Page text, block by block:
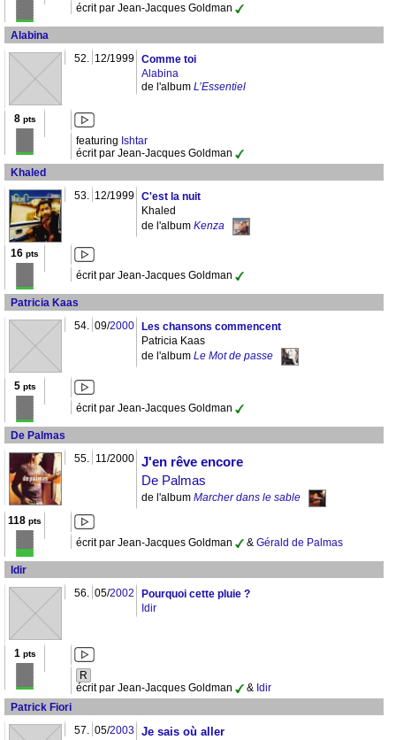
écrit par Jean-Jacques Goldman
Alabina
52. 12/1999 Comme toi
Alabina
de l'album L’Essentiel
8pts
featuring Ishtar
écrit par Jean-Jacques Goldman
Khaled
53. 12/1999 C'est la nuit
Khaled
de l'album Kenza
16 pts
écrit par Jean-Jacques Goldman
Patricia Kaas
54. 09/2000
Les chansons commencent
Patricia Kaas
de l'album Le Mot de passe
5pts
écrit par Jean-Jacques Goldman
De Palmas
55. 11/2000
J'en rêve encore
De Palmas
de l'album Marcher dans le sable
118 pts
écrit par Jean-Jacques Goldman & Gérald de Palmas
Idir
56. 05/2002
Pourquoi cette pluie ?
Idir
1pts
R
écrit par Jean-Jacques Goldman
& Idir
Patrick Fiori
57. 05/2003
Je sais où aller